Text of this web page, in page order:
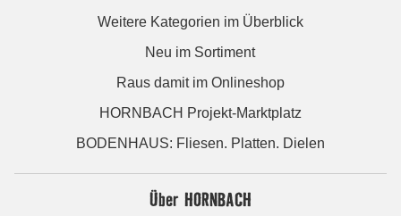
Weitere Kategorien im Überblick
Neu im Sortiment
Raus damit im Onlineshop
HORNBACH Projekt-Marktplatz
BODENHAUS: Fliesen. Platten. Dielen
Über HORNBACH